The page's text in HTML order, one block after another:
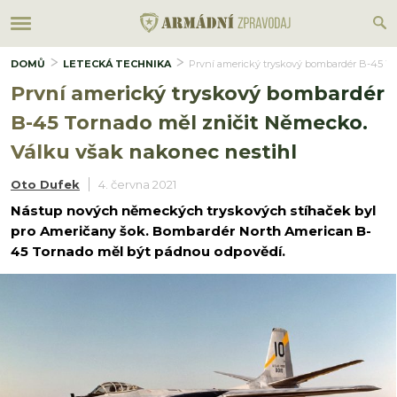
DOMŮ LETECKÁ TECHNIKA První americký tryskový bombardér B-45
První americký tryskový bombardér
B-45 Tornado měl zničit Německo.
Válku však nakonec nestihl
Oto Dufek 4. června 2021
Nástup nových německých tryskových stíhaček byl
pro Američany šok. Bombardér North American B-
45 Tornado měl být pádnou odpovědí.